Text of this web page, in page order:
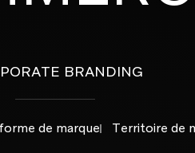
communicationBRANDING
de marque Territoire de